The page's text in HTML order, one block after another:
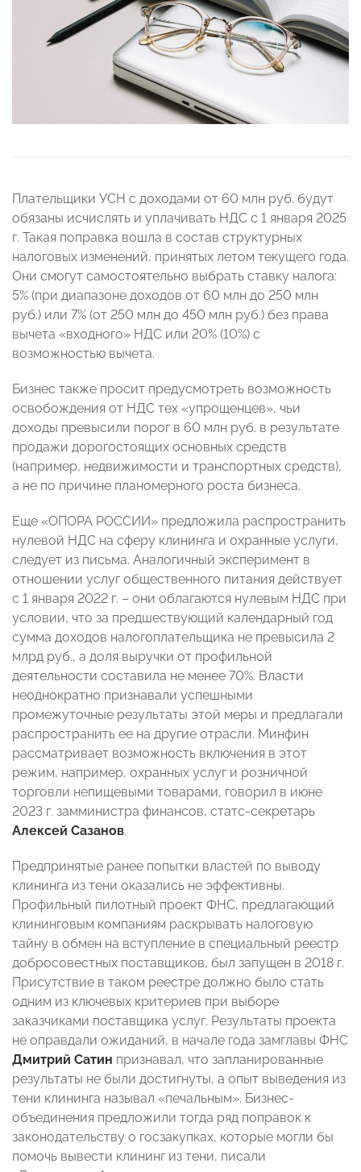
Плательщики УСН с доходами от 60 млн руб. будут
обязаны исчислять и уплачивать НДС с 1 января 2025
г. Такая поправка вошла в состав структурных
налоговых изменений, принятых летом текущего года.
Они смогут самостоятельно выбрать ставку налога:
5% (при диапазоне доходов от 60 млн до 250 млн
руб.) или 7% (от 250 млн до 450 млн руб.) без права
вычета «входного» НДС или 20% (10%) с
возможностью вычета.
Бизнес также просит предусмотреть возможность
освобождения от НДС тех «упрощенцев», чьи
доходы превысили порог в 60 млн руб. в результате
продажи дорогостоящих основных средств
(например, недвижимости и транспортных средств),
а не по причине планомерного роста бизнеса.
Еще «ОПОРА РОССИИ» предложила распространить
нулевой НДС на сферу клининга и охранные услуги,
следует из письма. Аналогичный эксперимент в
отношении услуг общественного питания действует
с 1 января 2022 г. – они облагаются нулевым НДС при
условии, что за предшествующий календарный год
сумма доходов налогоплательщика не превысила 2
млрд руб., а доля выручки от профильной
деятельности составила не менее 70%. Власти
неоднократно признавали успешными
промежуточные результаты этой меры и предлагали
распространить ее на другие отрасли. Минфин
рассматривает возможность включения в этот
режим, например, охранных услуг и розничной
торговли непищевыми товарами, говорил в июне
2023 г. замминистра финансов, статс-секретарь
Алексей Сазанов.
Предпринятые ранее попытки властей по выводу
клининга из тени оказались не эффективны.
Профильный пилотный проект ФНС, предлагающий
клининговым компаниям раскрывать налоговую
тайну в обмен на вступление в специальный реестр
добросовестных поставщиков, был запущен в 2018 г.
Присутствие в таком реестре должно было стать
одним из ключевых критериев при выборе
заказчиками поставщика услуг. Результаты проекта
не оправдали ожиданий, в начале года замглавы ФНС
Дмитрий Сатин признавал, что запланированные
результаты не были достигнуты, а опыт выведения из
тени клининга называл «печальным». Бизнес-
объединения предложили тогда ряд поправок к
законодательству о госзакупках, которые могли бы
помочь вывести клининг из тени, писали